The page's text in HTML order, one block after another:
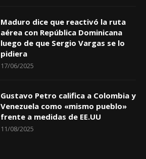
Maduro dice que reactivó la ruta
aérea con República Dominicana
luego de que Sergio Vargas se lo
pidiera
17/06/2025
Gustavo Petro califica a Colombia y
Venezuela como «mismo pueblo»
frente a medidas de EE.UU
11/08/2025